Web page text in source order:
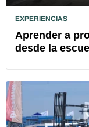
EXPERIENCIAS
Aprender a
desde la